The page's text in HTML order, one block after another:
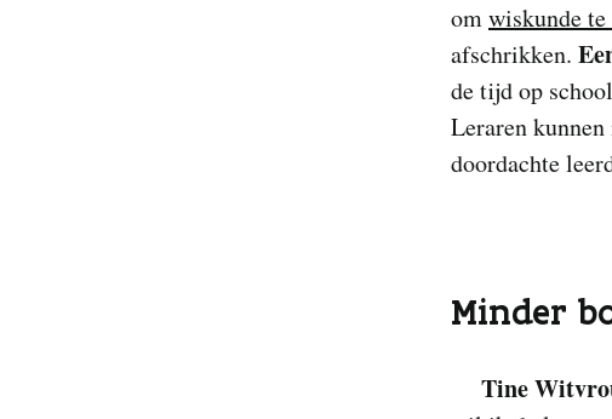
omwiskunde
afschrikken.
de tijd op
Leraren
doordachte
Minder
Tine